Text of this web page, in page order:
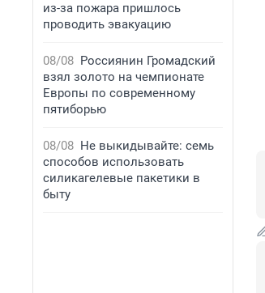
из-за пожара пришлось
проводить эвакуацию
08/08 Россиянин Громадский
взял золото на чемпионате
Европы по современному
пятиборью
08/08 Не выкидывайте: семь
способов использовать
силикагелевые пакетики в
быту